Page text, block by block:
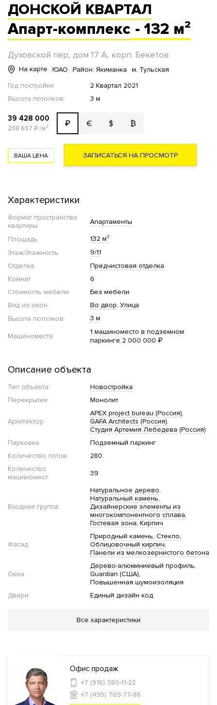
ДОНСКОЙ КВАРТАЛ
Апарт-комплекс - 132 м²
Духовской пер, дом 17 А, корп. Бекетов
На карте ЮАО Район: Якиманка
м. Тульская
Год постройки
2 Квартал 2021
Высота потолков
3 м
39 428 000
298 697 ₽/м² ₽ € $ ₿
ВАША ЦЕНА ЗАПИСАТЬСЯ НА ПРОСМОТР
Характеристики
Формат пространства
квартиры
Апартаменты
Площадь
132 м²
Этаж/Этажность
9/11
Отделка
Предчистовая отделка
Комнат
6
Стоимость мебели
Без мебели
Вид из окон
Во двор Улица
Высота потолков
3 м
Машиноместа
1 машиноместо в подземном
паркинге 2 000 000 ₽
Описание объекта
Тип объекта
Новостройка
Перекрытия
Монолит
Архитектор
APEX project bureau (Россия)
GAFA Architects (Россия)
Студия Артемия Лебедева (Россия)
Парковка
Подземный паркинг
Количество лотов
280
Количество
машиномест
39
Входная группа
Натуральное дерево
Натуральный камень
Дизайнерские элементы из
многокомпонентного сплава
Гостевая зона Кирпич
Фасад
Природный камень Стекло
Облицовочный кирпич
Панели из мелкозернистого бетона
Окна
Дерево-алюминиевый профиль
Guardian (США)
Повышенная шумоизоляция
Двери
Единый дизайн код
Инфраструктура в доме
Салон красоты
Консьерж
сервис
Химчистка Кафе
Помывочные для домашних
Все характеристики
Офис продаж
+7 (916) 380-11-22
+7 (495) 769-77-88